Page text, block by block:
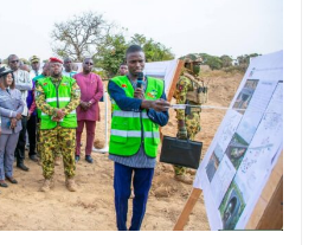
LE
RÊVE
PREND
CORPS
AVEC
LE
CAPITAINE
IBRAHIM
TRAORÉ